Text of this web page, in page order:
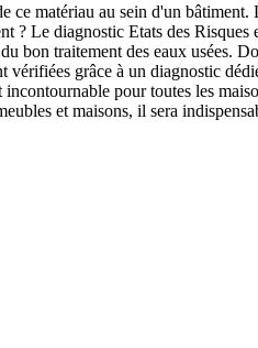
matériau au sein d'un bâtiment.
? Le diagnostic Etats des
bon traitement des eaux usées.
vérifiées grâce à un diagnostic
pour toutes les
et maisons, il sera